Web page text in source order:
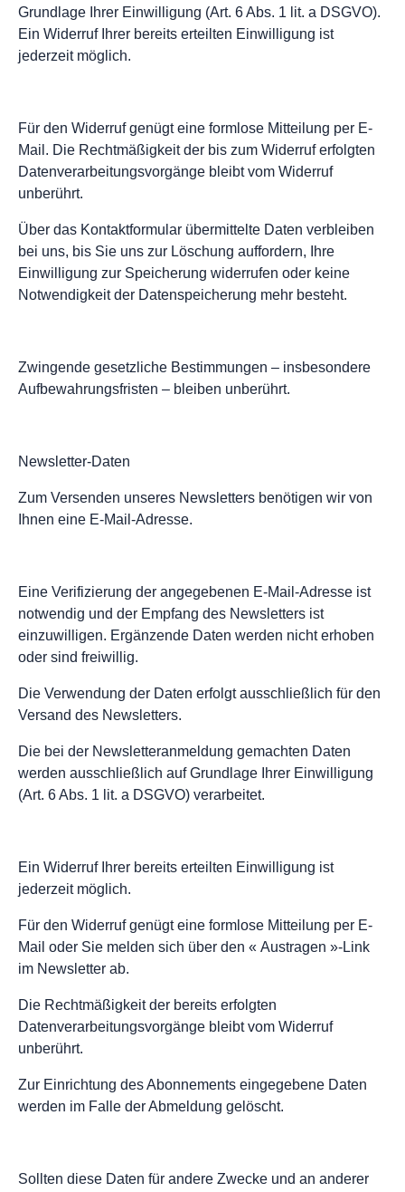
Grundlage Ihrer Einwilligung (Art. 6 Abs. 1 lit. a DSGVO).
Ein Widerruf Ihrer bereits erteilten Einwilligung ist
jederzeit möglich.
Für den Widerruf genügt eine formlose Mitteilung per E-
Mail. Die Rechtmäßigkeit der bis zum Widerruf erfolgten
Datenverarbeitungsvorgänge bleibt vom Widerruf
unberührt.
Über das Kontaktformular übermittelte Daten verbleiben
bei uns, bis Sie uns zur Löschung auffordern, Ihre
Einwilligung zur Speicherung widerrufen oder keine
Notwendigkeit der Datenspeicherung mehr besteht.
Zwingende gesetzliche Bestimmungen – insbesondere
Aufbewahrungsfristen – bleiben unberührt.
Newsletter-Daten
Zum Versenden unseres Newsletters benötigen wir von
Ihnen eine E-Mail-Adresse.
Eine Verifizierung der angegebenen E-Mail-Adresse ist
notwendig und der Empfang des Newsletters ist
einzuwilligen. Ergänzende Daten werden nicht erhoben
oder sind freiwillig.
Die Verwendung der Daten erfolgt ausschließlich für den
Versand des Newsletters.
Die bei der Newsletteranmeldung gemachten Daten
werden ausschließlich auf Grundlage Ihrer Einwilligung
(Art. 6 Abs. 1 lit. a DSGVO) verarbeitet.
Ein Widerruf Ihrer bereits erteilten Einwilligung ist
jederzeit möglich.
Für den Widerruf genügt eine formlose Mitteilung per E-
Mail oder Sie melden sich über den « Austragen »-Link
im Newsletter ab.
Die Rechtmäßigkeit der bereits erfolgten
Datenverarbeitungsvorgänge bleibt vom Widerruf
unberührt.
Zur Einrichtung des Abonnements eingegebene Daten
werden im Falle der Abmeldung gelöscht.
Sollten diese Daten für andere Zwecke und an anderer